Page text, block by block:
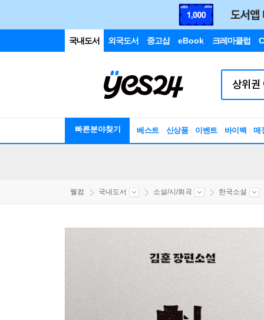
국내도서 외국도서 중고샵 eBook 크레마클럽
빠른분야찾기 베스트 신상품 이벤트 바이백 매
웰컴 국내도서 소설/시/희곡 한국소설